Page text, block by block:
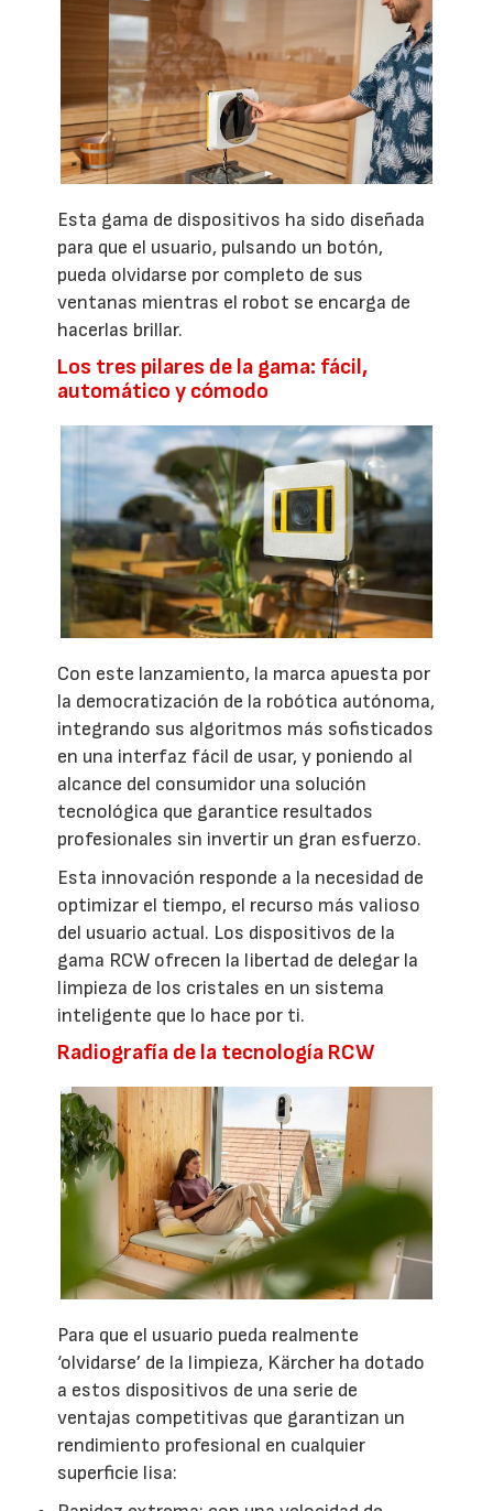
Esta gama de dispositivos ha sido diseñada
para que el usuario, pulsando un botón,
pueda olvidarse por completo de sus
ventanas mientras el robot se encarga de
hacerlas brillar.
Los tres pilares de la gama: fácil,
automático y cómodo
Con este lanzamiento, la marca apuesta por
la democratización de la robótica autónoma,
integrando sus algoritmos más sofisticados
en una interfaz fácil de usar, y poniendo al
alcance del consumidor una solución
tecnológica que garantice resultados
profesionales sin invertir un gran esfuerzo.
Esta innovación responde a la necesidad de
optimizar el tiempo, el recurso más valioso
del usuario actual. Los dispositivos de la
gama RCW ofrecen la libertad de delegar la
limpieza de los cristales en un sistema
inteligente que lo hace por ti.
Radiografía de la tecnología RCW
Para que el usuario pueda realmente
‘olvidarse’ de la limpieza, Kärcher ha dotado
a estos dispositivos de una serie de
ventajas competitivas que garantizan un
rendimiento profesional en cualquier
superficie lisa: